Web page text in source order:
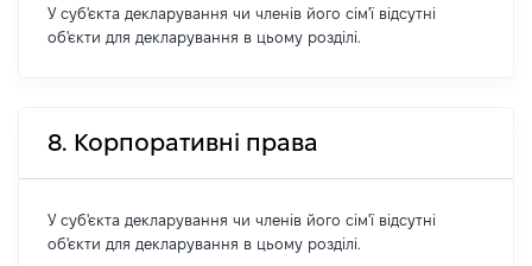
У суб'єкта декларування чи членів його сім'ї відсутні
об'єкти для декларування в цьому розділі.
8. Корпоративні права
У суб'єкта декларування чи членів його сім'ї відсутні
об'єкти для декларування в цьому розділі.